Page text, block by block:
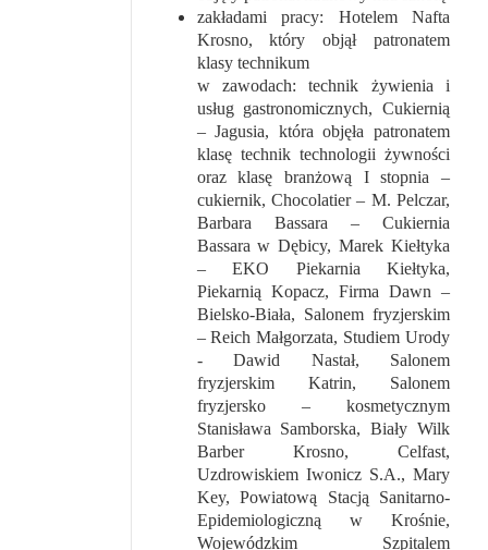
zakładami pracy: Hotelem Nafta
Krosno, który objął patronatem
klasy technikum
w zawodach: technik żywienia i
usług gastronomicznych, Cukiernią
– Jagusia, która objęła patronatem
klasę technik technologii żywności
oraz klasę branżową I stopnia –
cukiernik, Chocolatier – M. Pelczar,
Barbara Bassara – Cukiernia
Bassara w Dębicy, Marek Kiełtyka
– EKO Piekarnia Kiełtyka,
Piekarnią Kopacz, Firma Dawn –
Bielsko-Biała, Salonem fryzjerskim
– Reich Małgorzata, Studiem Urody
- Dawid Nastał, Salonem
fryzjerskim Katrin, Salonem
fryzjersko – kosmetycznym
Stanisława Samborska, Biały Wilk
Barber Krosno, Celfast,
Uzdrowiskiem Iwonicz S.A., Mary
Key, Powiatową Stacją Sanitarno-
Epidemiologiczną w Krośnie,
Wojewódzkim Szpitalem